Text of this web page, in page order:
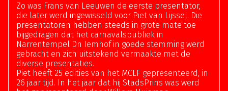
Zo was Frans van Leeuwen de eerste presentator,
die later werd ingewisseld voor Piet van Lijssel. Die
presentatoren hebben steeds in grote mate toe
bijgedragen dat het carnavalspubliek in
Narrentempel Dn Iemhof in goede stemming werd
gebracht en zich uitstekend vermaakte met de
diverse presentaties.
Piet heeft 25 edities van het MCLF gepresenteerd, in
26 jaar tijd. In het jaar dat hij StadsPrins was werd